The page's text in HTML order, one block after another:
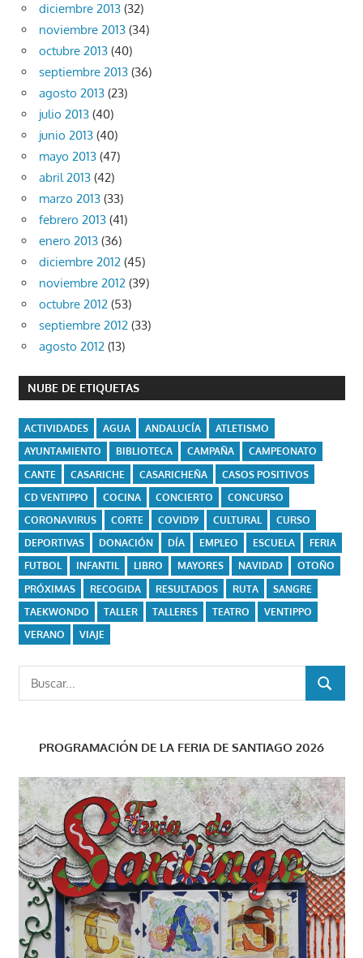
diciembre 2013 (32)
noviembre 2013 (34)
octubre 2013 (40)
septiembre 2013 (36)
agosto 2013 (23)
julio 2013 (40)
junio 2013 (40)
mayo 2013 (47)
abril 2013 (42)
marzo 2013 (33)
febrero 2013 (41)
enero 2013 (36)
diciembre 2012 (45)
noviembre 2012 (39)
octubre 2012 (53)
septiembre 2012 (33)
agosto 2012 (13)
NUBE DE ETIQUETAS
ACTIVIDADES AGUA ANDALUCÍA
ATLETISMO
AYUNTAMIENTO
BIBLIOTECA CAMPAÑA
CAMPEONATO
CANTE
CASARICHE CASARICHEÑA
CASOS POSITIVOS
CD VENTIPPO
COCINA CONCIERTO
CONCURSO
CORONAVIRUS
CORTE COVID19 CULTURAL
CURSO
DEPORTIVAS
DONACIÓN DÍA EMPLEO ESCUELA
FERIA
FUTBOL
INFANTIL LIBRO MAYORES NAVIDAD
OTOÑO
PRÓXIMAS
RECOGIDA RESULTADOS RUTA
SANGRE
TAEKWONDO
TALLER TALLERES TEATRO
VENTIPPO
VERANO
VIAJE
Buscar:
BUSCAR
PROGRAMACIÓN DE LA FERIA DE SANTIAGO 2026